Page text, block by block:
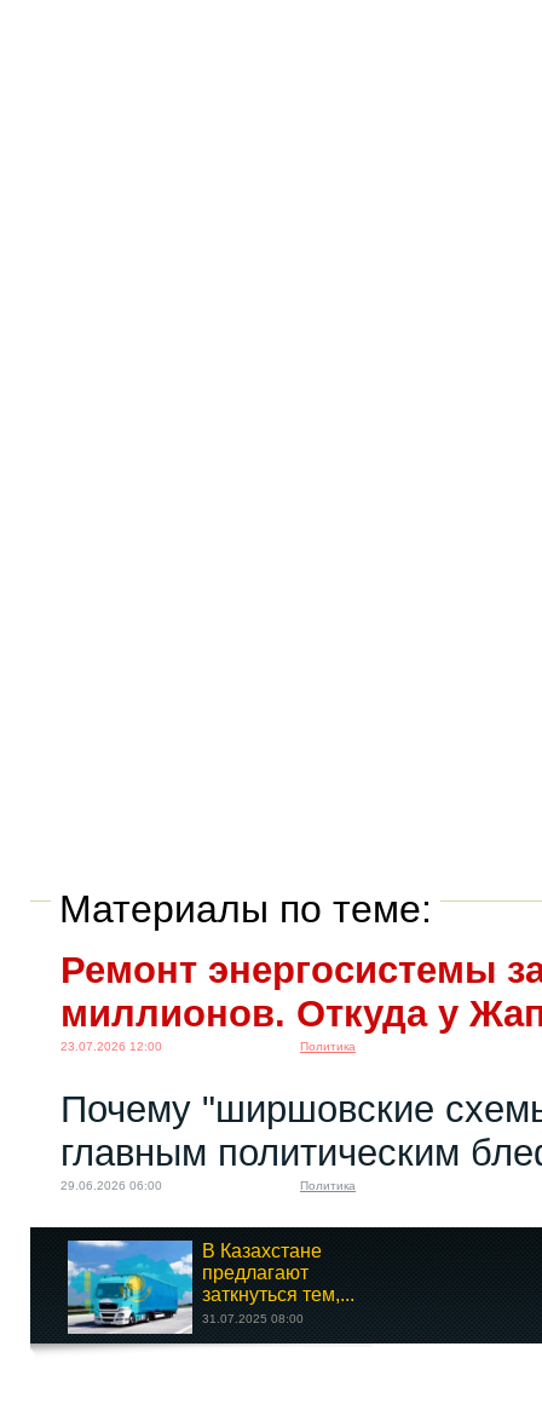
Материалы по теме:
Ремонт энергосистемы
миллионов. Откуда у
23.07.2026 12:00 Политика
Почему "ширшовские
главным политическим
29.06.2026 06:00 Политика
В Казахстане
предлагают
заткнуться тем,...
31.07.2025 08:00